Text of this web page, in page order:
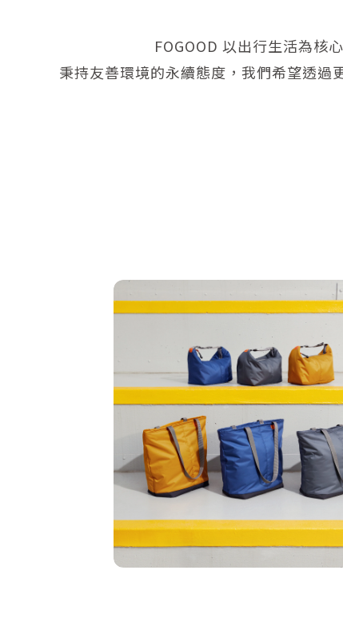
FOGOOD 以出行生活為核
秉持友善環境的永續態度，我們希望透